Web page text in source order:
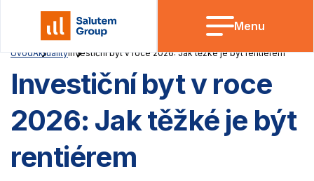
Menu
ÚvodAktualityInvestiční byt v roce 2026: Jak těžké je být rentiérem
Investiční byt v roce
2026: Jak těžké je být
rentiérem